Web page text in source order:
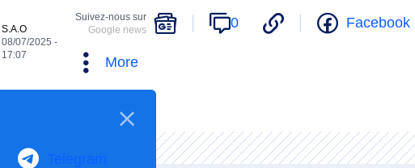
S.A.O
08/07/2025 -
17:07
Suivez-nous sur
Google news
0 Facebook
More
Telegram